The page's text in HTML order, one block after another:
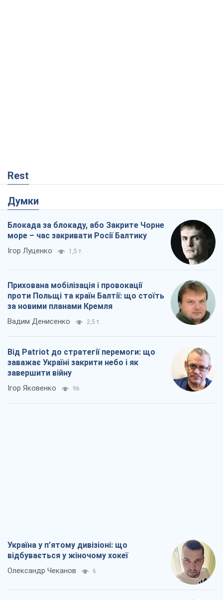
Rest
Думки
Блокада за блокаду, або Закрите Чорне
море – час закривати Росії Балтику
Ігор Луценко 1,5 т.
Прихована мобілізація і провокації
проти Польщі та країн Балтії: що стоїть
за новими планами Кремля
Вадим Денисенко 2,5 т.
Від Patriot до стратегії перемоги: що
заважає Україні закрити небо і як
завершити війну
Ігор Яковенко 96
Україна у п’ятому дивізіоні: що
відбувається у жіночому хокеї
Олександр Чеканов 6